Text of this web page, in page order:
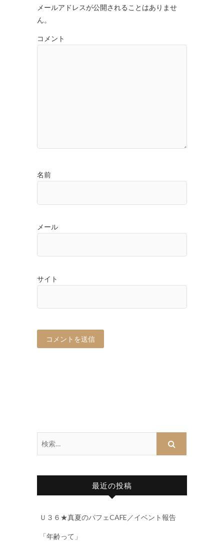
メールアドレスが公開されることはありませ
ん。
コメント
名前
メール
サイト
最近の投稿
Ｕ３６★真夏のパフェCAFE／イベント報告
「年齢って」